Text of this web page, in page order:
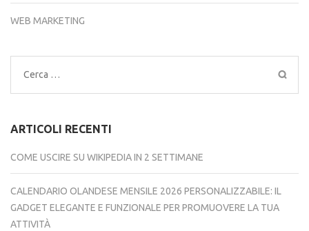
WEB MARKETING
Ricerca
per:
ARTICOLI RECENTI
COME USCIRE SU WIKIPEDIA IN 2 SETTIMANE
CALENDARIO OLANDESE MENSILE 2026 PERSONALIZZABILE: IL
GADGET ELEGANTE E FUNZIONALE PER PROMUOVERE LA TUA
ATTIVITÀ